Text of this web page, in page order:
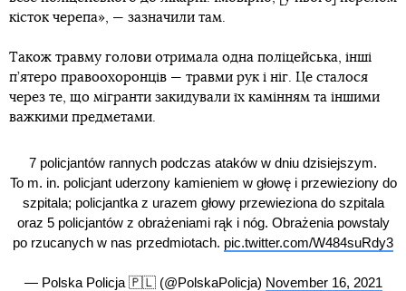
кісток черепа», — зазначили там.
Також травму голови отримала одна поліцейська, інші
п’ятеро правоохоронців — травми рук і ніг. Це сталося
через те, що мігранти закидували їх камінням та іншими
важкими предметами.
7 policjantów rannych podczas ataków w dniu dzisiejszym.
To m. in. policjant uderzony kamieniem w głowę i przewieziony do
szpitala; policjantka z urazem głowy przewieziona do szpitala
oraz 5 policjantów z obrażeniami rąk i nóg. Obrażenia powstaly
po rzucanych w nas przedmiotach. pic.twitter.com/W484suRdy3
— Polska Policja 🇵🇱 (@PolskaPolicja) November 16, 2021